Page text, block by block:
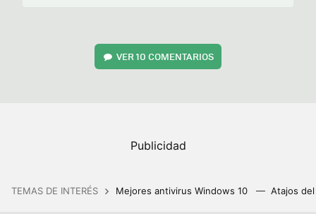
VER10 COMENTARIOS
TEMAS DE INTERÉS Mejores antivirus Windows 10 Atajos